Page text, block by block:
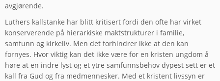
avgjørende.
Luthers kallstanke har blitt kritisert fordi den ofte har virket
konserverende på hierarkiske maktstrukturer i familie,
samfunn og kirkeliv. Men det forhindrer ikke at den kan
fornyes. Hvor viktig kan det ikke være for en kristen ungdom å
høre at en indre lyst og et ytre samfunnsbehov dypest sett er et
kall fra Gud og fra medmennesker. Med et kristent livssyn er